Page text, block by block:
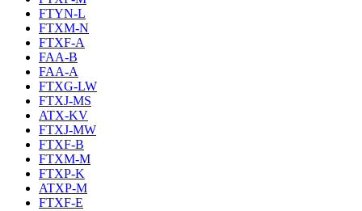
FTYN-L
FTXM-N
FTXF-A
FAA-B
FAA-A
FTXG-LW
FTXJ-MS
ATX-KV
FTXJ-MW
FTXF-B
FTXM-M
FTXP-K
ATXP-M
FTXF-E